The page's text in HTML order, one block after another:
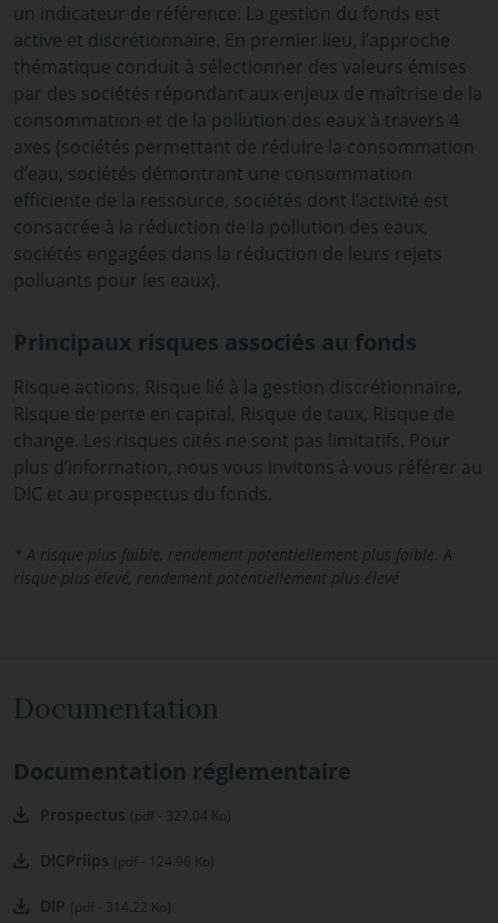
un indicateur de référence. La gestion du fonds est
active et discrétionnaire. En premier lieu, l’approche
thématique conduit à sélectionner des valeurs émises
par des sociétés répondant aux enjeux de maîtrise de la
consommation et de la pollution des eaux à travers 4
axes (sociétés permettant de réduire la consommation
d’eau, sociétés démontrant une consommation
efficiente de la ressource, sociétés dont l’activité est
consacrée à la réduction de la pollution des eaux,
sociétés engagées dans la réduction de leurs rejets
polluants pour les eaux).
Principaux risques associés au fonds
Risque actions, Risque lié à la gestion discrétionnaire,
Risque de perte en capital, Risque de taux, Risque de
change. Les risques cités ne sont pas limitatifs. Pour
plus d’information, nous vous invitons à vous référer au
DIC et au prospectus du fonds.
* A risque plus faible, rendement potentiellement plus faible. A
risque plus élevé, rendement potentiellement plus élevé
Documentation
Documentation réglementaire
Prospectus (pdf - 327.04 Ko)
DICPriips (pdf - 124.96 Ko)
DIP (pdf - 314.22 Ko)